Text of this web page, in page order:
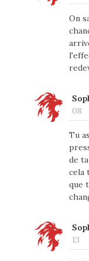
On
08
Tu
de
cela
que
13